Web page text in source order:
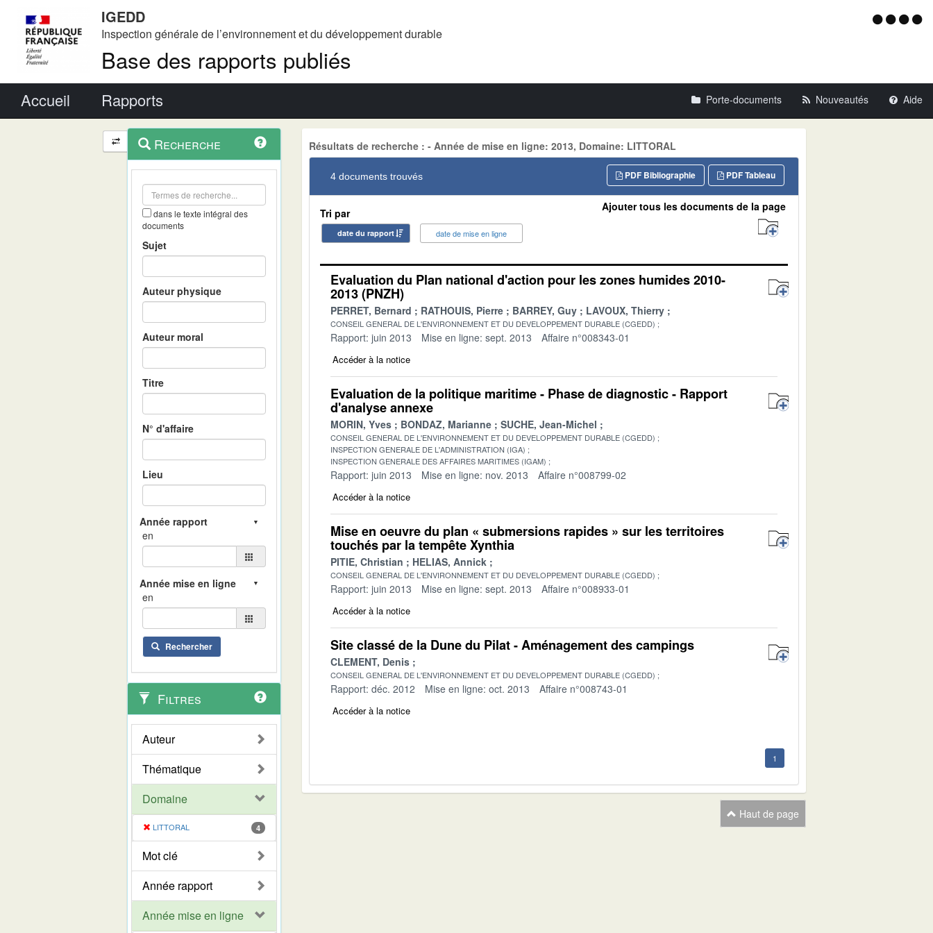
IGEDD
Inspection générale de l’environnement et du développement durable
Base des rapports publiés
Menu
Accueil Rapports Porte-documents Nouveautés Aide
Navigation
et
outils
contextuel
Recherche
dans le texte intégral des
documents
Sujet
Auteur physique
Auteur moral
Titre
N° d'affaire
Lieu
en
en
Rechercher
Filtres
Auteur
Thématique
Domaine
LITTORAL 4
Mot clé
Année rapport
Année mise en ligne
Résultats de recherche : - Année de mise en ligne: 2013, Domaine: LITTORAL
4 documents trouvés PDF Tableau
PDF Bibliographie
Tri par
date du rapport date de mise en ligne
Ajouter tous les documents de la page
Evaluation du Plan national d'action pour les zones humides 2010-
2013 (PNZH)
PERRET, Bernard RATHOUIS, Pierre BARREY, Guy LAVOUX, Thierry
CONSEIL GENERAL DE L'ENVIRONNEMENT ET DU DEVELOPPEMENT DURABLE (CGEDD)
Rapport: juin 2013 Mise en ligne: sept. 2013 Affaire n°008343-01
Accéder à la notice
Evaluation de la politique maritime - Phase de diagnostic - Rapport
d'analyse annexe
MORIN, Yves BONDAZ, Marianne SUCHE, Jean-Michel
CONSEIL GENERAL DE L'ENVIRONNEMENT ET DU DEVELOPPEMENT DURABLE (CGEDD)
INSPECTION GENERALE DE L'ADMINISTRATION (IGA)
INSPECTION GENERALE DES AFFAIRES MARITIMES (IGAM)
Rapport: juin 2013 Mise en ligne: nov. 2013 Affaire n°008799-02
Accéder à la notice
Mise en oeuvre du plan « submersions rapides » sur les territoires
touchés par la tempête Xynthia
PITIE, Christian HELIAS, Annick
CONSEIL GENERAL DE L'ENVIRONNEMENT ET DU DEVELOPPEMENT DURABLE (CGEDD)
Rapport: juin 2013 Mise en ligne: sept. 2013 Affaire n°008933-01
Accéder à la notice
Site classé de la Dune du Pilat - Aménagement des campings
CLEMENT, Denis
CONSEIL GENERAL DE L'ENVIRONNEMENT ET DU DEVELOPPEMENT DURABLE (CGEDD)
Rapport: déc. 2012 Mise en ligne: oct. 2013 Affaire n°008743-01
Accéder à la notice
1
Haut de page